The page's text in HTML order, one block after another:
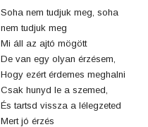
Soha nem tudjuk meg, soha
nem tudjuk meg
Mi áll az ajtó mögött
De van egy olyan érzésem,
Hogy ezért érdemes meghalni
Csak hunyd le a szemed,
És tartsd vissza a lélegzeted
Mert jó érzés